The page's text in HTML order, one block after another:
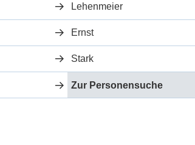
Lehenmeier
Ernst
Stark
Zur Personensuche